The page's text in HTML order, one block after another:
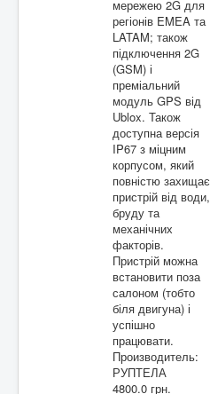
мережею 2G для
регіонів EMEA та
LATAM; також
підключення 2G
(GSM) і
преміальний
модуль GPS від
Ublox. Також
доступна версія
IP67 з міцним
корпусом, який
повністю захищає
пристрій від води,
бруду та
механічних
факторів.
Пристрій можна
встановити поза
салоном (тобто
біля двигуна) і
успішно
працювати.
Производитель:
РУПТЕЛА
4800.0 грн.